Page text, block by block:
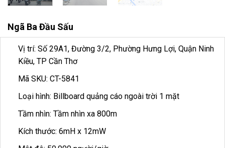
Ngã Ba Đầu Sấu
Vị trí: Số 29A1, Đường 3/2, Phường Hưng Lợi, Quận Ninh
Kiều, TP Cần Thơ
Mã SKU: CT-5841
Loại hình: Billboard quảng cáo ngoài trời 1 mặt
Tầm nhìn: Tầm nhìn xa 800m
Kích thước: 6mH x 12mW